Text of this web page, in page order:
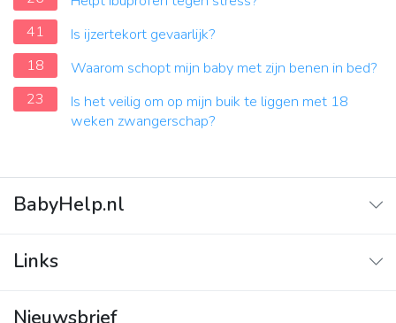
41
Is ijzertekort gevaarlijk?
18
Waarom schopt mijn baby met zijn benen in bed?
23
Is het veilig om op mijn buik te liggen met 18
weken zwangerschap?
BabyHelp.nl
Vraag & Antwoord
Links